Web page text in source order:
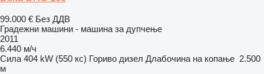
99.000 € Без ДДВ
Градежни машини - машина за дупчење
2011
6.440 м/ч
Сила 404 kW (550 кс) Гориво дизел Длабочина на копање 2.500
м